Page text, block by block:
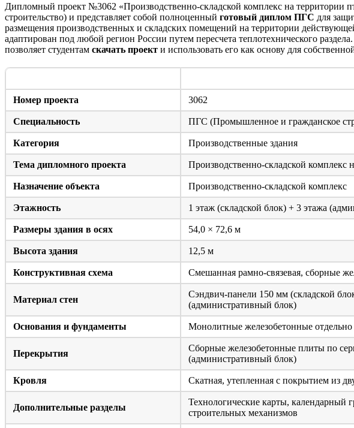
Дипломный проект №3062 «Производственно-складской комплекс на территории
строительство) и представляет собой полноценный готовый диплом ПГС для
размещения производственных и складских помещений на территории
адаптирован под любой регион России путем пересчета теплотехнического
позволяет студентам скачать проект и использовать его как основу для
Номер проекта 3062
Специальность ПГС (Промышленное и гражданское
Категория Производственные здания
Тема дипломного проекта Производственно-складской комплекс
Назначение объекта Производственно-складской комплекс
Этажность 1 этаж (складской блок) + 3 этажа
Размеры здания в осях 54,0 × 72,6 м
Высота здания 12,5 м
Конструктивная схема Смешанная рамно-связевая, сборные
Материал стен
Сэндвич-панели 150 мм (складской
(административный блок)
Основания и фундаменты Монолитные железобетонные
Перекрытия
Сборные железобетонные плиты по
(административный блок)
Кровля Скатная, утепленная с покрытием из
Дополнительные разделы
Технологические карты, календарный
строительных механизмов